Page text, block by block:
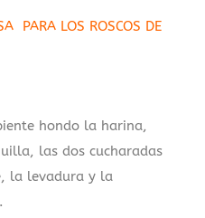
PARA LOS ROSCOS DE
hondo la harina,
las dos cucharadas
la levadura y la